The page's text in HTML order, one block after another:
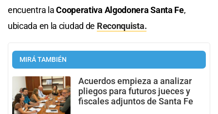
encuentra laCooperativa Algodonera Santa Fe,
ubicada en la ciudad de Reconquista.
MIRÁ TAMBIÉN
Acuerdos empieza a analizar
pliegos para futuros jueces y
fiscales adjuntos de Santa Fe